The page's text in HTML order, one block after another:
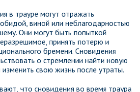
в трауре могут отражать
виной или неблагодарностью
Они могут быть попыткой
принять потерю и
бремени. Сновидения
о стремлении найти новую
свою жизнь после утраты.
что сновидения во время траура